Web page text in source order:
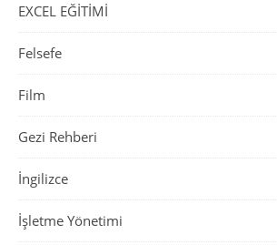
EXCEL EĞİTİMİ
Felsefe
Film
Gezi Rehberi
İngilizce
İşletme Yönetimi